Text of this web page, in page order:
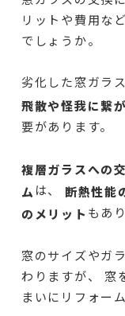
リットや費用な
でしょうか。
劣化した窓ガラ
飛散や怪我に繋
要があります。
複層ガラスへの
ム は、 断熱性能
のメリット もあ
窓のサイズやガ
わりますが、 窓
まいにリフォー